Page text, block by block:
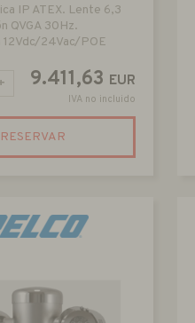
IP ATEX. Lente 6,3
QVGA 30Hz.
24Vac/POE
9.411,63 EUR
IVA no incluido
RESERVAR